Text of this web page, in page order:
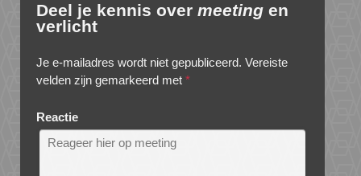
Deel je kennis over meeting en
verlicht
Je e-mailadres wordt niet gepubliceerd. Vereiste
velden zijn gemarkeerd met *
Reactie